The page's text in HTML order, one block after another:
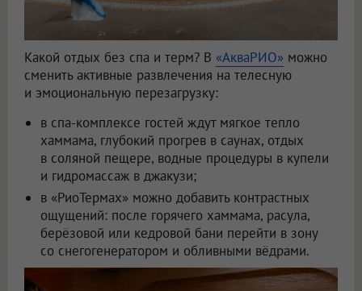
Какой отдых без спа и терм? В «АкваРИО» можно
сменить активные развлечения на телесную
и эмоциональную перезагрузку:
в спа-комплексе гостей ждут мягкое тепло
хаммама, глубокий прогрев в саунах, отдых
в соляной пещере, водные процедуры в купели
и гидромассаж в джакузи;
в «РиоТермах» можно добавить контрастных
ощущений: после горячего хаммама, расула,
берёзовой или кедровой бани перейти в зону
со снегогенератором и обливными вёдрами.